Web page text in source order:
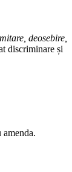
deosebire,
discriminare și